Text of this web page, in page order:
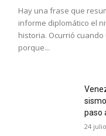
Hay una frase que
informe diplomático el
historia. Ocurrió
porque...
paso
24